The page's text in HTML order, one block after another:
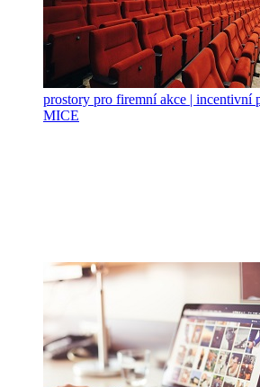
prostory pro firemní akce | incentivní
MICE